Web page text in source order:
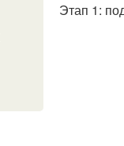
Этап 1: